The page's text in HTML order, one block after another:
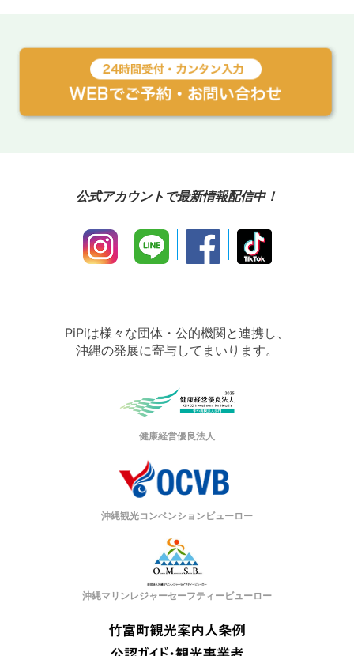
公式アカウントで最新情報配信中！
PiPiは様々な団体・公的機関と連携し、
沖縄の発展に寄与してまいります。
健康経営優良法人
沖縄観光コンベンションビューロー
沖縄マリンレジャーセーフティービューロー